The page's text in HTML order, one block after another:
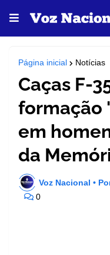
Página inicial Notícias
Caças F-
formação
em
da
Voz Nacional •
0